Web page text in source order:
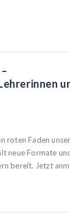
roten Faden
neue Formate
bereit. Jetzt